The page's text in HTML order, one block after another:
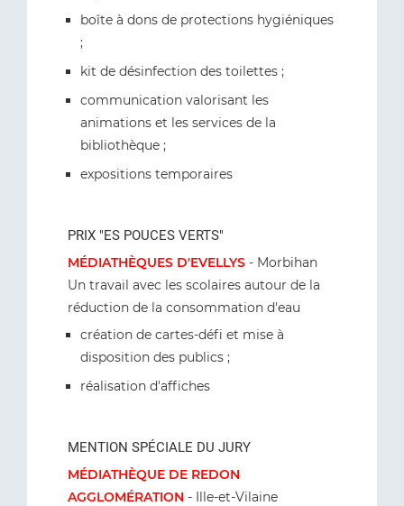
boîte à dons de protections hygiéniques
;
kit de désinfection des toilettes ;
communication valorisant les
animations et les services de la
bibliothèque ;
expositions temporaires
PRIX "ES POUCES VERTS"
MÉDIATHÈQUES D'EVELLYS - Morbihan
Un travail avec les scolaires autour de la
réduction de la consommation d'eau
création de cartes-défi et mise à
disposition des publics ;
réalisation d'affiches
MENTION SPÉCIALE DU JURY
MÉDIATHÈQUE DE REDON
AGGLOMÉRATION - Ille-et-Vilaine